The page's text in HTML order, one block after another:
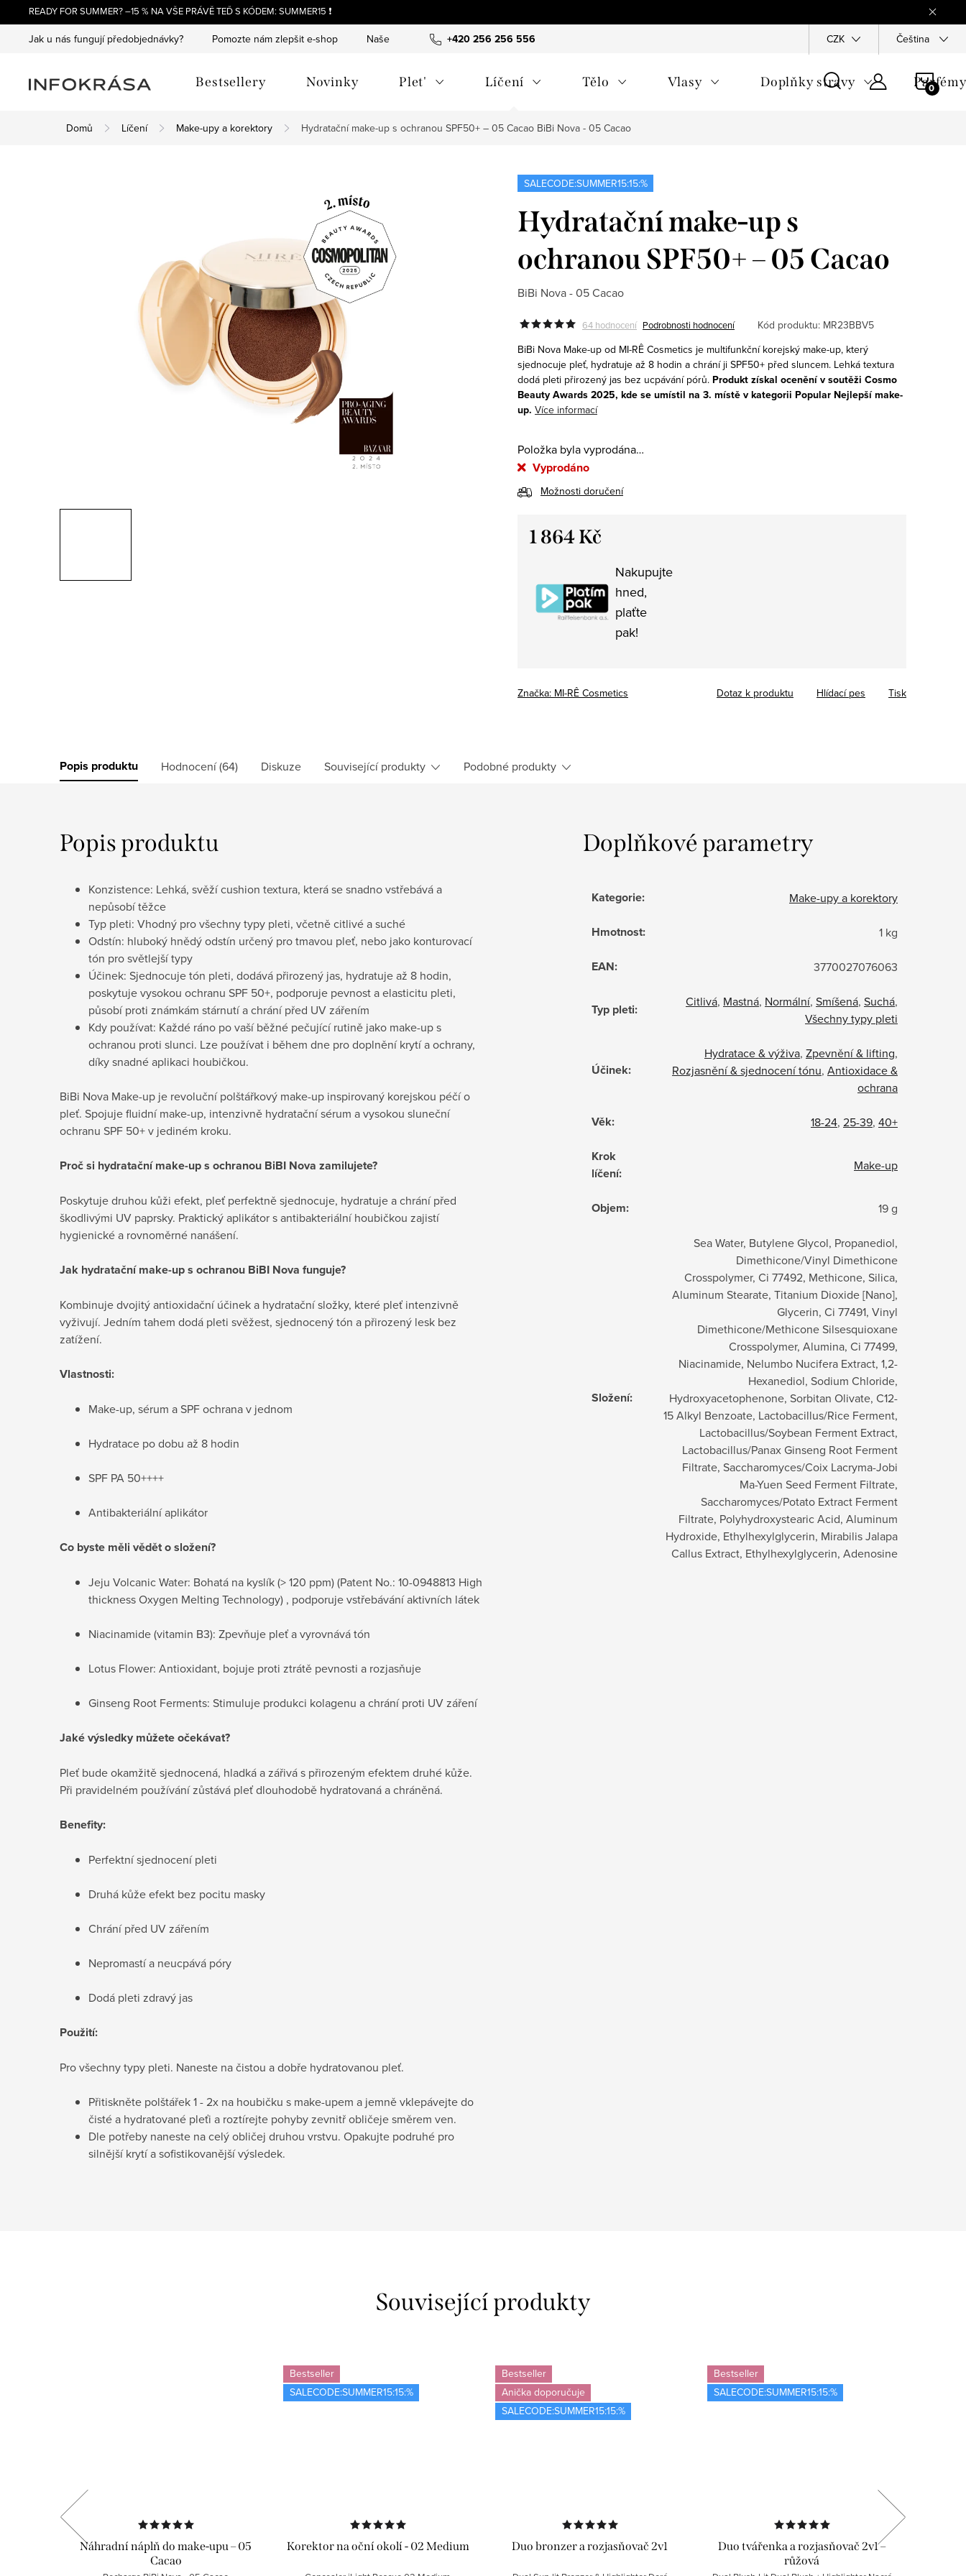
na
obsah
READY FOR SUMMER? –15 % NA VŠE PRÁVĚ TEĎ S KÓDEM: SUMMER15 ❗
+420 256 256 556
Jak u nás fungují předobjednávky? Pomozte nám zlepšit e-shop Naše tipy a příběhy O nás Ochrana osobních údajů Všeobecné
CZK Čeština
Bestsellery Novinky Plet' Líčení Tělo Vlasy Doplňky stravy Parfémy
Domů Líčení Make-upy a korektory Hydratační make-up s ochranou SPF50+ – 05 Cacao BiBi Nova - 05 Cacao
SALECODE:SUMMER15:15:%
Hydratační make-up s
ochranou SPF50+ – 05 Cacao
BiBi Nova - 05 Cacao
64 hodnocení Podrobnosti hodnocení Kód produktu: MR23BBV5
BiBi Nova Make-up od MI-RÊ Cosmetics je multifunkční korejský make-up, který
sjednocuje pleť, hydratuje až 8 hodin a chrání ji SPF50+ před sluncem. Lehká textura
dodá pleti přirozený jas bez ucpávání pórů. Produkt získal ocenění v soutěži Cosmo
Beauty Awards 2025, kde se umístil na 3. místě v kategorii Popular Nejlepší make-
up. Více informací
Položka byla vyprodána…
Vyprodáno
Možnosti doručení
1 864 Kč
Nakupujte
hned,
plaťte
pak!
Značka: MI-RÊ Cosmetics Tisk
Dotaz k produktu Hlídací pes
Popis produktu Hodnocení (64) Diskuze Související produkty Podobné produkty
Popis produktu
Konzistence: Lehká, svěží cushion textura, která se snadno vstřebává a
nepůsobí těžce
Typ pleti: Vhodný pro všechny typy pleti, včetně citlivé a suché
Odstín: hluboký hnědý odstín určený pro tmavou pleť, nebo jako konturovací
tón pro světlejší typy
Účinek: Sjednocuje tón pleti, dodává přirozený jas, hydratuje až 8 hodin,
poskytuje vysokou ochranu SPF 50+, podporuje pevnost a elasticitu pleti,
působí proti známkám stárnutí a chrání před UV zářením
Kdy používat: Každé ráno po vaší běžné pečující rutině jako make-up s
ochranou proti slunci. Lze používat i během dne pro doplnění krytí a ochrany,
díky snadné aplikaci houbičkou.
BiBi Nova Make-up je revoluční polštářkový make-up inspirovaný korejskou péčí o
pleť. Spojuje fluidní make-up, intenzivně hydratační sérum a vysokou sluneční
ochranu SPF 50+ v jediném kroku.
Proč si hydratační make-up s ochranou BiBI Nova zamilujete?
Poskytuje druhou kůži efekt, pleť perfektně sjednocuje, hydratuje a chrání před
škodlivými UV paprsky. Praktický aplikátor s antibakteriální houbičkou zajistí
hygienické a rovnoměrné nanášení.
Jak hydratační make-up s ochranou BiBI Nova funguje?
Kombinuje dvojitý antioxidační účinek a hydratační složky, které pleť intenzivně
vyživují. Jedním tahem dodá pleti svěžest, sjednocený tón a přirozený lesk bez
zatížení.
Vlastnosti:
Make-up, sérum a SPF ochrana v jednom
Hydratace po dobu až 8 hodin
SPF PA 50++++
Antibakteriální aplikátor
Co byste měli vědět o složení?
Jeju Volcanic Water: Bohatá na kyslík(> 120 ppm) (Patent No.: 10-0948813 High
thickness Oxygen Melting Technology) , podporuje vstřebávání aktivních látek
Niacinamide (vitamin B3): Zpevňuje pleť a vyrovnává tón
Lotus Flower: Antioxidant, bojuje proti ztrátě pevnosti a rozjasňuje
Ginseng Root Ferments: Stimuluje produkci kolagenu a chrání proti UV záření
Jaké výsledky můžete očekávat?
Pleť bude okamžitě sjednocená, hladká a zářivá s přirozeným efektem druhé kůže.
Při pravidelném používání zůstává pleť dlouhodobě hydratovaná a chráněná.
Benefity:
Perfektní sjednocení pleti
Druhá kůže efekt bez pocitu masky
Chrání před UV zářením
Nepromastí a neucpává póry
Dodá pleti zdravý jas
Použití:
Pro všechny typy pleti. Naneste na čistou a dobře hydratovanou pleť.
Přitiskněte polštářek 1 - 2x na houbičku s make-upem a jemně vklepávejte do
čisté a hydratované pleťi a roztírejte pohyby zevnitř obličeje směrem ven.
Dle potřeby naneste na celý obličej druhou vrstvu. Opakujte podruhé pro
silnější krytí a sofistikovanější výsledek.
Doplňkové parametry
Kategorie: Make-upy a korektory
Hmotnost: 1 kg
EAN: 3770027076063
Typ pleti: Citlivá, Mastná, Normální, Smíšená, Suchá,
Všechny typy pleti
Účinek:
Hydratace & výživa, Zpevnění & lifting,
Rozjasnění & sjednocení tónu, Antioxidace &
ochrana
Věk: 18-24, 25-39, 40+
Krok
líčení: Make-up
Objem: 19 g
Složení:
Sea Water, Butylene Glycol, Propanediol,
Dimethicone/Vinyl Dimethicone
Crosspolymer, Ci 77492, Methicone, Silica,
Aluminum Stearate, Titanium Dioxide [Nano],
Glycerin, Ci 77491, Vinyl
Dimethicone/Methicone Silsesquioxane
Crosspolymer, Alumina, Ci 77499,
Niacinamide, Nelumbo Nucifera Extract, 1,2-
Hexanediol, Sodium Chloride,
Hydroxyacetophenone, Sorbitan Olivate, C12-
15 Alkyl Benzoate, Lactobacillus/Rice Ferment,
Lactobacillus/Soybean Ferment Extract,
Lactobacillus/Panax Ginseng Root Ferment
Filtrate, Saccharomyces/Coix Lacryma-Jobi
Ma-Yuen Seed Ferment Filtrate,
Saccharomyces/Potato Extract Ferment
Filtrate, Polyhydroxystearic Acid, Aluminum
Hydroxide, Ethylhexylglycerin, Mirabilis Jalapa
Callus Extract, Ethylhexylglycerin, Adenosine
Související produkty
Náhradní náplň do make-upu – 05
Cacao
Bestseller
SALECODE:SUMMER15:15:%
Korektor na oční okolí - 02 Medium
Bestseller
Anička doporučuje
SALECODE:SUMMER15:15:%
Duo bronzer a rozjasňovač 2v1
Bestseller
SALECODE:SUMMER15:15:%
Duo tvářenka a rozjasňovač 2v1 –
růžová